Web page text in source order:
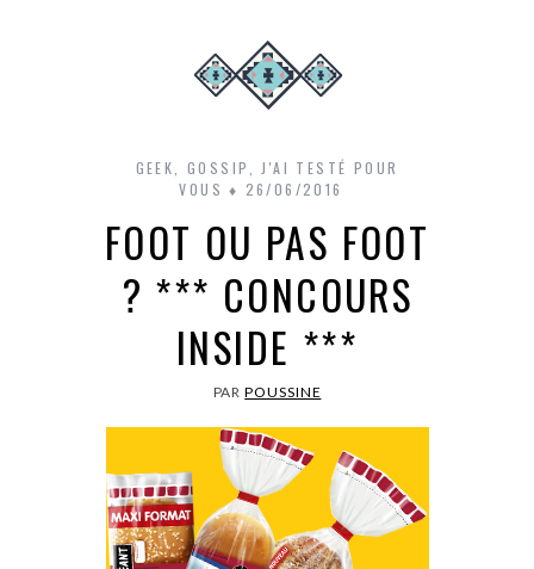
GEEK ,GOSSIP
J'AI TESTÉ POUR
VOUS
26/06/2016
FOOT OU PAS FOOT
? *** CONCOURS
INSIDE ***
PARPOUSSINE